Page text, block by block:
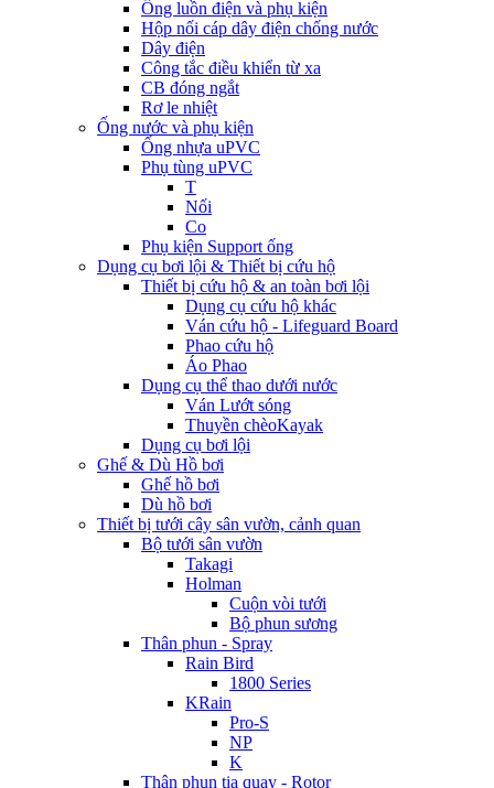
Ống luồn điện và phụ kiện
Hộp nối cáp dây điện chống nước
Dây điện
Công tắc điều khiển từ xa
CB đóng ngắt
Rơ le nhiệt
Ống nước và phụ kiện
Ống nhựa uPVC
Phụ tùng uPVC
T
Nối
Co
Phụ kiện Support ống
Dụng cụ bơi lội & Thiết bị cứu hộ
Thiết bị cứu hộ & an toàn bơi lội
Dụng cụ cứu hộ khác
Ván cứu hộ - Lifeguard Board
Phao cứu hộ
Áo Phao
Dụng cụ thể thao dưới nước
Ván Lướt sóng
Thuyền chèoKayak
Dụng cụ bơi lội
Ghế & Dù Hồ bơi
Ghế hồ bơi
Dù hồ bơi
Thiết bị tưới cây sân vườn, cảnh quan
Bộ tưới sân vườn
Takagi
Holman
Cuộn vòi tưới
Bộ phun sương
Thân phun - Spray
Rain Bird
1800 Series
KRain
Pro-S
NP
K
Thân phun tia quay - Rotor